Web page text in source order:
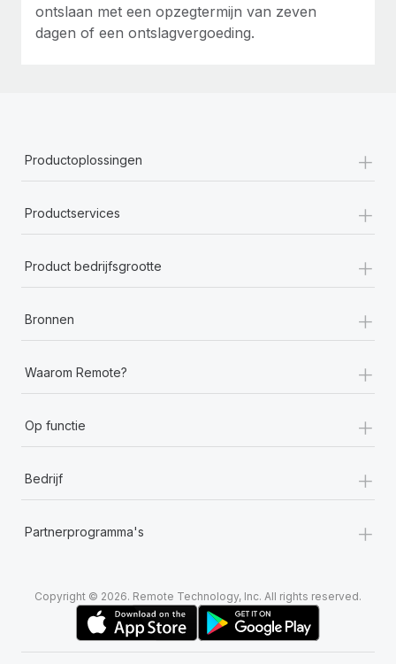
ontslaan met een opzegtermijn van zeven
dagen of een ontslagvergoeding.
Productoplossingen +
Productservices +
Product bedrijfsgrootte +
Bronnen +
Waarom Remote? +
Op functie +
Bedrijf +
Partnerprogramma's +
Copyright © 2026. Remote Technology, Inc. All rights reserved.